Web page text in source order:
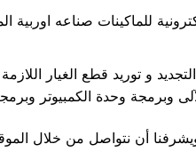
للماكينات صناعه اوربية
و توريد قطع الغيار
وبرمجة وحدة الكمبيوتر
أن نتواصل من خلال